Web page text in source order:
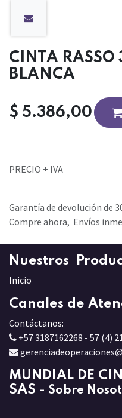
CINTA
BLANCA
$ 5.386,00
PRECIO + IVA
Garantía de devolución de
Compre ahora, Envíos
Nuestros
Inicio
Canales de
Contáctanos:
+57 3187162268 - 57 (4)
MUNDIAL DE
SAS - Sobre